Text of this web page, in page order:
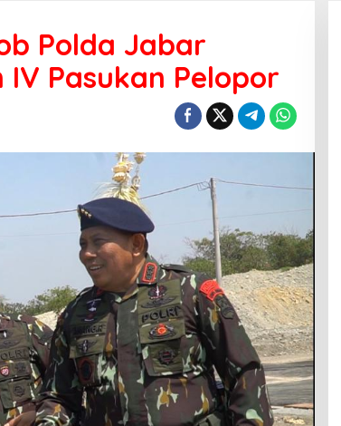
Polda Jabar
IV Pasukan Pelopor